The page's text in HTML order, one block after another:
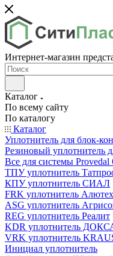
Интернет-магазин
Каталог
По всему сайту
По каталогу
Каталог
Уплотнитель для блок-
Резиновый уплотнитель
Все для системы
ТПУ уплотнитель
КПУ уплотнитель СИАЛ
FRK уплотнитель Алютех
ASG уплотнитель
REG уплотнитель Реалит
KDR уплотнитель
VRK уплотнитель
Инициал уплотнитель